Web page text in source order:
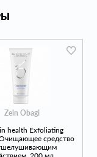
Zein Obagi
health Exfoliating
средство